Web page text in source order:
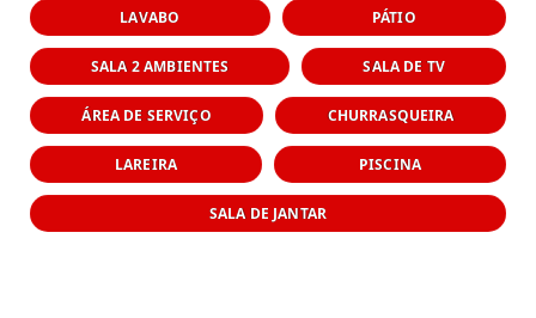
LAVABO PÁTIO
SALA 2 AMBIENTES SALA DE TV
ÁREA DE SERVIÇO CHURRASQUEIRA
LAREIRA PISCINA
SALA DE JANTAR